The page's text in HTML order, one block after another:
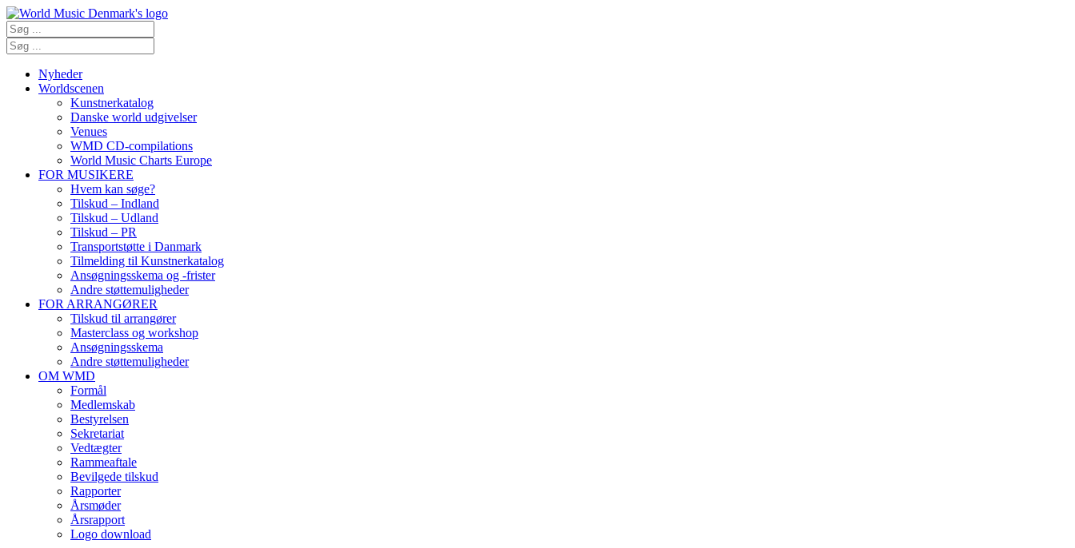
Nyheder
Worldscenen
Kunstnerkatalog
Danske world udgivelser
Venues
WMD CD-compilations
World Music Charts Europe
FOR MUSIKERE
Hvem kan søge?
Tilskud – Indland
Tilskud – Udland
Tilskud – PR
Transportstøtte i Danmark
Tilmelding til Kunstnerkatalog
Ansøgningsskema og -frister
Andre støttemuligheder
FOR ARRANGØRER
Tilskud til arrangører
Masterclass og workshop
Ansøgningsskema
Andre støttemuligheder
OM WMD
Formål
Medlemskab
Bestyrelsen
Sekretariat
Vedtægter
Rammeaftale
Bevilgede tilskud
Rapporter
Årsmøder
Årsrapport
Logo download